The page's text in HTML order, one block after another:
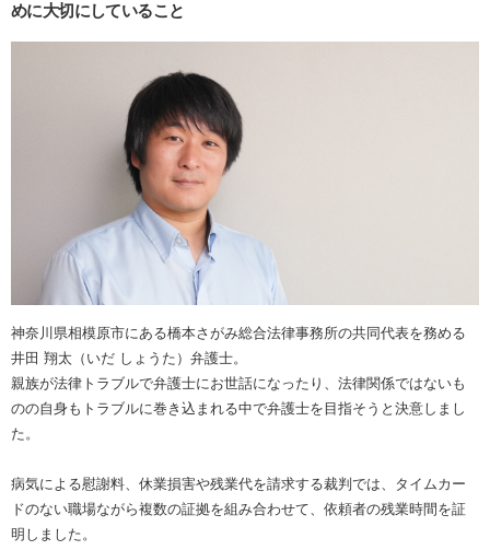
めに大切にしていること
神奈川県相模原市にある橋本さがみ総合法律事務所の共同代表を務める
井田 翔太（いだ しょうた）弁護士。
親族が法律トラブルで弁護士にお世話になったり、法律関係ではないも
のの自身もトラブルに巻き込まれる中で弁護士を目指そうと決意しまし
た。
病気による慰謝料、休業損害や残業代を請求する裁判では、タイムカー
ドのない職場ながら複数の証拠を組み合わせて、依頼者の残業時間を証
明しました。